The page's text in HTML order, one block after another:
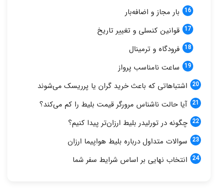
بار مجاز و اضافه‌بار
قوانین کنسلی و تغییر تاریخ
فرودگاه و ترمینال
ساعت نامناسب پرواز
اشتباهاتی که باعث خرید گران یا پرریسک می‌شوند
آیا حالت ناشناس مرورگر قیمت بلیط را کم می‌کند؟
چگونه در تورلیدر بلیط ارزان‌تر پیدا کنیم؟
سوالات متداول درباره بلیط هواپیما ارزان
انتخاب نهایی بر اساس شرایط سفر شما